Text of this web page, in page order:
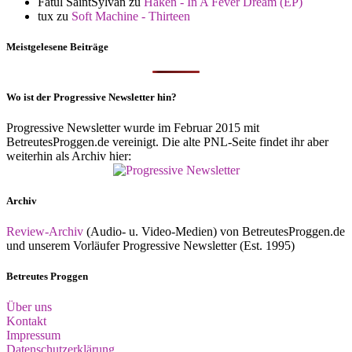
tux zu Soft Machine - Thirteen
Meistgelesene Beiträge
Wo ist der Progressive Newsletter hin?
Progressive Newsletter wurde im Februar 2015 mit
BetreutesProggen.de vereinigt. Die alte PNL-Seite findet ihr aber
weiterhin als Archiv hier:
Archiv
Review-Archiv (Audio- u. Video-Medien) von BetreutesProggen.de
und unserem Vorläufer Progressive Newsletter (Est. 1995)
Betreutes Proggen
Über uns
Kontakt
Impressum